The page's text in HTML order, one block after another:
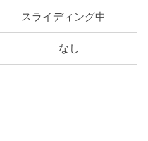
スライディング中
なし